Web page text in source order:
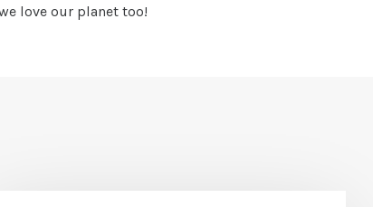
love our planet too!